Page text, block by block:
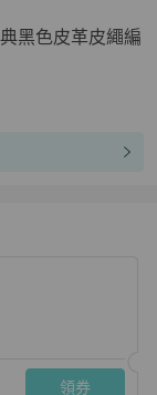
黑色皮革皮繩編
領券